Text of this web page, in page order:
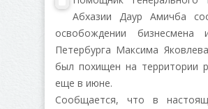
Абхазии Даур Амичба
освобождении бизнесмена
Петербурга Максима
был похищен на территории
еще в июне.
Сообщается, что в